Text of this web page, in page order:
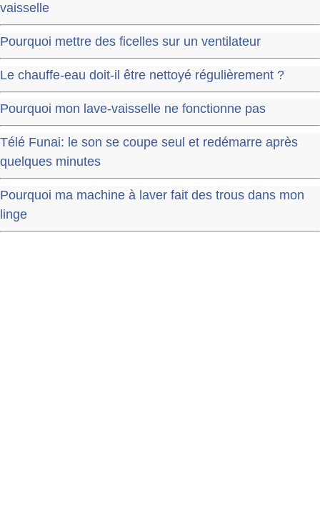
vaisselle
Pourquoi mettre des ficelles sur un ventilateur
Le chauffe-eau doit-il être nettoyé régulièrement ?
Pourquoi mon lave-vaisselle ne fonctionne pas
Télé Funai: le son se coupe seul et redémarre après
quelques minutes
Pourquoi ma machine à laver fait des trous dans mon
linge